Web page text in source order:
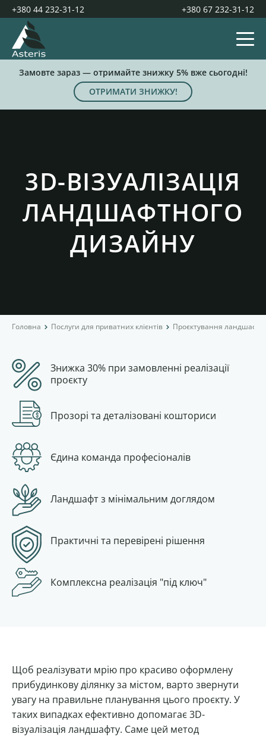
+380 44 232-31-12 +380 67 232-31-12
Замовте зараз — отримайте знижку 5% вже сьогодні!
ОТРИМАТИ ЗНИЖКУ!
3D-ВІЗУАЛІЗАЦІЯ
ЛАНДШАФТНОГО
ДИЗАЙНУ
Головна Послуги для приватних клієнтів Проєктування
Знижка 30% при замовленні реалізації
проєкту
Прозорі та деталізовані кошториси
Єдина команда професіоналів
Ландшафт з мінімальним доглядом
Практичні та перевірені рішення
Комплексна реалізація "під ключ"
Щоб реалізувати мрію про красиво оформлену
прибудинкову ділянку за містом, варто звернути
увагу на правильне планування цього проєкту. У
таких випадках ефективно допомагає 3D-
візуалізація ландшафту. Саме цей метод